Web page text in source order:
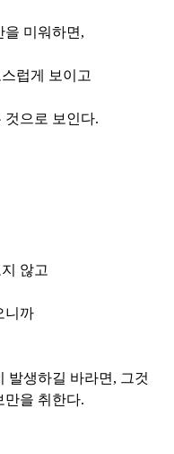
을 미워하면,
럽게 보이고
것으로 보인다.
않고
니까
발생하길 바라면, 그것
만을 취한다.